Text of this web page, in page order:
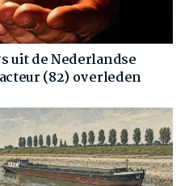
uit de Nederlandse
(82) overleden